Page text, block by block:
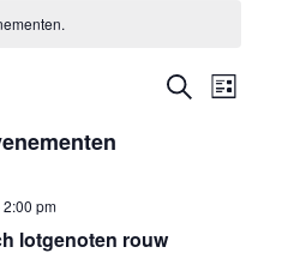
ZOEKEN
Zoeken
Lijst
2:00 pm
lotgenoten rouw